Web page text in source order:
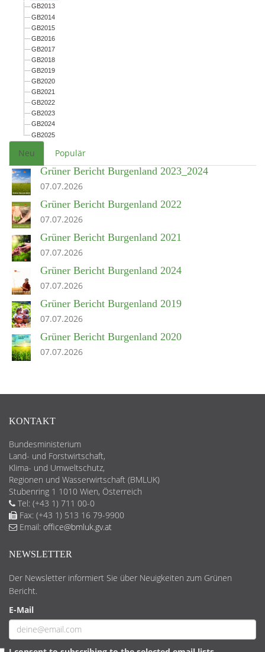
GB2013
GB2014
GB2015
GB2016
GB2017
GB2018
GB2019
GB2020
GB2021
GB2022
GB2023
GB2024
GB2025
Neu Populär
Grüner Bericht Burgenland 2023_2024
07.07.2026
Grüner Bericht Burgenland 2022
07.07.2026
Grüner Bericht Burgenland 2021
07.07.2026
Grüner Bericht Burgenland 2024
07.07.2026
Grüner Bericht Burgenland 2019
07.07.2026
Grüner Bericht Burgenland 2020
07.07.2026
KONTAKT
Bundesministerium
Land- und Forstwirtschaft,
Klima- und Umweltschutz,
Regionen und Wasserwirtschaft (BMLUK)
Stubenring 1 1010 Wien, Österreich
Tel: (+43 1) 711 00-0
Fax: (+43 1) 513 16 79-9900
Email: office@bmluk.gv.at
NEWSLETTER
Der Newsletter informiert Sie über Neuigkeiten zum Grünen
Bericht.
E-Mail